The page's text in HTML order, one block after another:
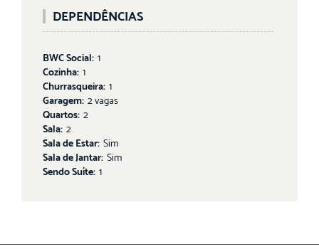
DEPENDÊNCIAS
BWC Social: 1
Cozinha: 1
Churrasqueira: 1
Garagem: 2 vagas
Quartos: 2
Sala: 2
Sala de Estar: Sim
Sala de Jantar: Sim
Sendo Suíte: 1